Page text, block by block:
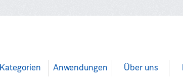
Kategorien Anwendungen Über uns